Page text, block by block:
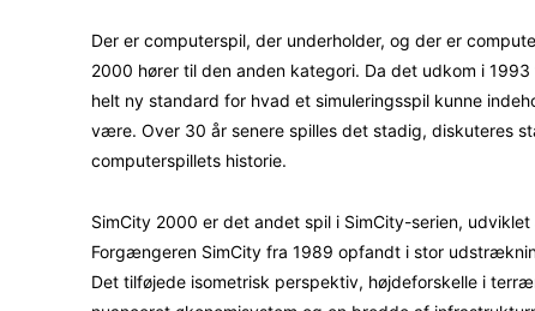
Der er computerspil, der underholder, og der er
2000 hører til den anden kategori. Da det udkom i
helt ny standard for hvad et simuleringsspil kunne
være. Over 30 år senere spilles det stadig, diskuteres
computerspillets historie.
SimCity 2000 er det andet spil i SimCity-serien,
Forgængeren SimCity fra 1989 opfandt i stor
Det tilføjede isometrisk perspektiv, højdeforskelle i